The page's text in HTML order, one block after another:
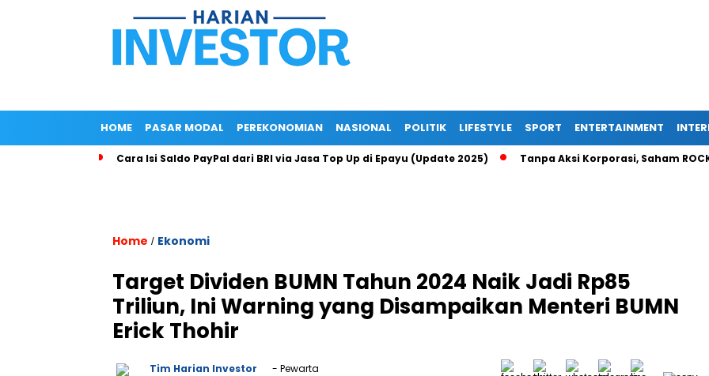
HOME PASAR MODAL PEREKONOMIAN NASIONAL POLITIK LIFESTYLE SPORT ENTERTAINMENT
Cara Isi Saldo PayPal dari BRI via Jasa Top Up di Epayu (Update 2025) Tanpa Aksi Korporasi, Saham
Home / Ekonomi
Target Dividen BUMN Tahun 2024 Naik Jadi Rp85
Triliun, Ini Warning yang Disampaikan Menteri BUMN
Erick Thohir
Tim Harian Investor
- Pewarta